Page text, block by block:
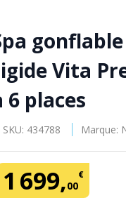
Vita
6 places
SKU: 434788 Marque:
1 699,00
€